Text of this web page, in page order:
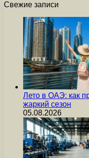
Свежие записи
Лето в ОАЭ: как
жаркий сезон
05.08.2026